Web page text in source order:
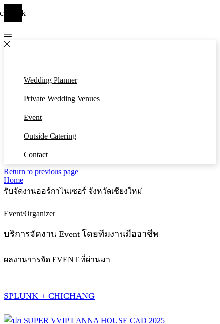
Wedding Planner
Private Wedding Venues
Event
Outside Catering
Contact
Return to previous page
Home
รับจัดงานออร์กาไนเซอร์ จังหวัดเชียงใหม่
Event/Organizer
บริการจัดงาน Event โดยทีมงานมืออาชีพ
ผลงานการจัด EVENT ที่ผ่านมา
SPLUNK + CHICHANG